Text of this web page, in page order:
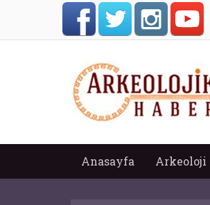
Anasayfa Arkeoloji